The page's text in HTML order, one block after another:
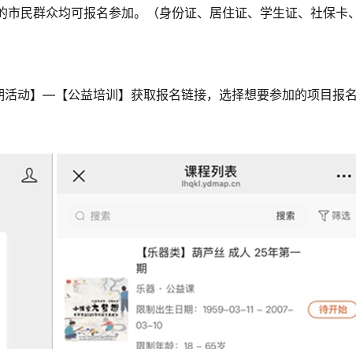
民群众均可报名参加。（身份证、居住证、学生证、社保卡
活动】—【公益培训】获取报名链接，选择想要参加的项目报